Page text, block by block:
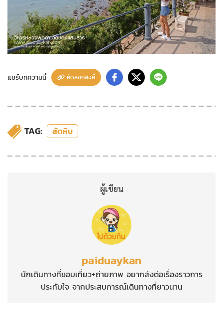
แชร์บทความนี้ คัดลอกลิงค์
TAG: สัตหีบ
ผู้เขียน
paiduaykan
นักเดินทางที่ชอบเที่ยว+ถ่ายภาพ อยากส่งต่อเรื่องราวการ
ประทับใจ จากประสบการณ์เดินทางที่ยาวนาน